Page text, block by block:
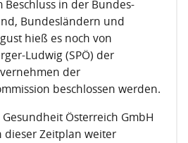
in der Bundes-
Bundesländern und
hieß es noch von
Ludwig (SPÖ) der
der
beschlossen werden.
Österreich GmbH
dieser Zeitplan weiter